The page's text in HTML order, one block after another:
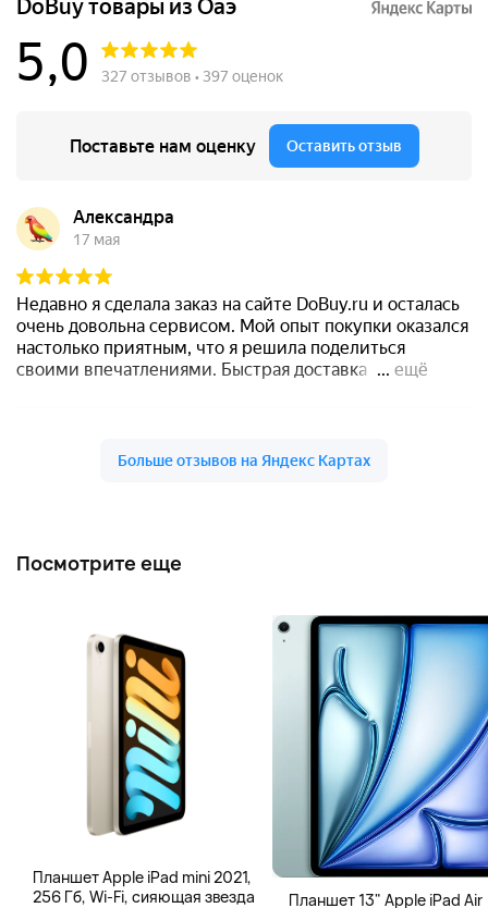
Посмотрите еще
Планшет Apple iPad mini 2021,
256 Гб, Wi-Fi, сияющая звезда
Планшет 13" Apple iPad Air